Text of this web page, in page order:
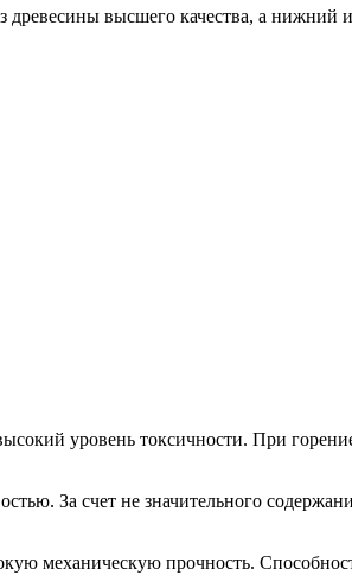
высшего качества, а нижний
уровень токсичности. При
За счет не значительного
механическую прочность.